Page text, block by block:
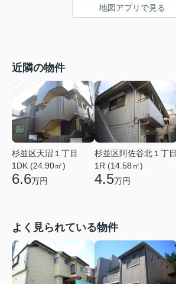
地図アプリで見る
近隣の物件
杉並区天沼１丁目
1DK (24.90㎡)
6.6万円
杉並区阿佐谷北１丁目
1R (14.58㎡)
4.5万円
よく見られている物件